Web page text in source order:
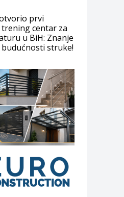
prvi
centar za
u BiH: Znanje
struke!